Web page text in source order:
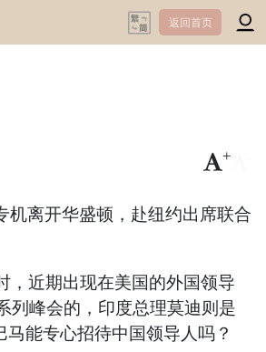
返回首页
+
离开华盛顿，赴纽约出席联合
近期出现在美国的外国领导
列峰会的，印度总理莫迪则是
能专心招待中国领导人吗？